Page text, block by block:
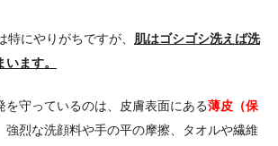
特にやりがちですが、 肌はゴシゴシ洗えば洗
ます。
を守っているのは、皮膚表面にある薄皮（保
強烈な洗顔料や手の平の摩擦、タオルや繊維